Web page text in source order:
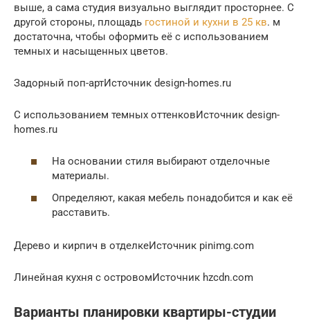
выше, а сама студия визуально выглядит просторнее. С
другой стороны, площадь гостиной и кухни в 25 кв. м
достаточна, чтобы оформить её с использованием
темных и насыщенных цветов.
Задорный поп-артИсточник design-homes.ru
С использованием темных оттенковИсточник design-
homes.ru
На основании стиля выбирают отделочные
материалы.
Определяют, какая мебель понадобится и как её
расставить.
Дерево и кирпич в отделкеИсточник pinimg.com
Линейная кухня с островомИсточник hzcdn.com
Варианты планировки квартиры-студии